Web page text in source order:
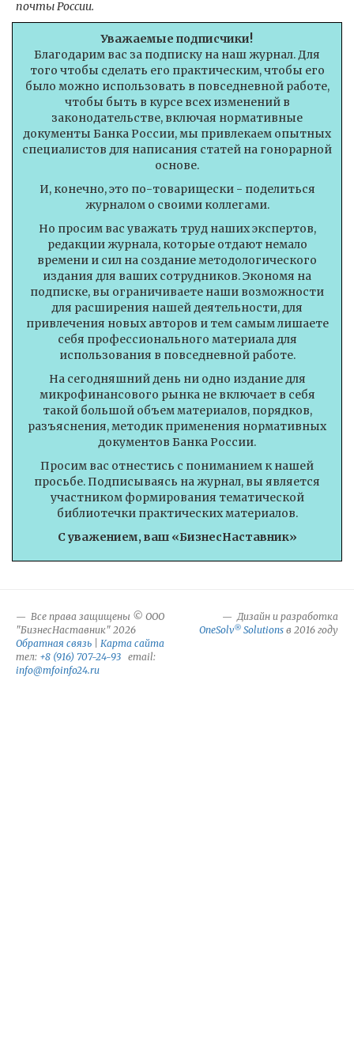
почты России.
Уважаемые подписчики!
Благодарим вас за подписку на наш журнал. Для
того чтобы сделать его практическим, чтобы его
было можно использовать в повседневной работе,
чтобы быть в курсе всех изменений в
законодательстве, включая нормативные
документы Банка России, мы привлекаем опытных
специалистов для написания статей на гонорарной
основе.
И, конечно, это по-товарищески - поделиться
журналом о своими коллегами.
Но просим вас уважать труд наших экспертов,
редакции журнала, которые отдают немало
времени и сил на создание методологического
издания для ваших сотрудников. Экономя на
подписке, вы ограничиваете наши возможности
для расширения нашей деятельности, для
привлечения новых авторов и тем самым лишаете
себя профессионального материала для
использования в повседневной работе.
На сегодняшний день ни одно издание для
микрофинансового рынка не включает в себя
такой большой объем материалов, порядков,
разъяснения, методик применения нормативных
документов Банка России.
Просим вас отнестись с пониманием к нашей
просьбе. Подписываясь на журнал, вы является
участником формирования тематической
библиотечки практических материалов.
С уважением, ваш «БизнесНаставник»
Все права защищены © ООО
"БизнесНаставник" 2026
Обратная связь
Карта сайта
тел: +8 (916) 707-24-93 email:
info@mfoinfo24.ru
Дизайн и разработка
OneSolv® Solutions в 2016 году